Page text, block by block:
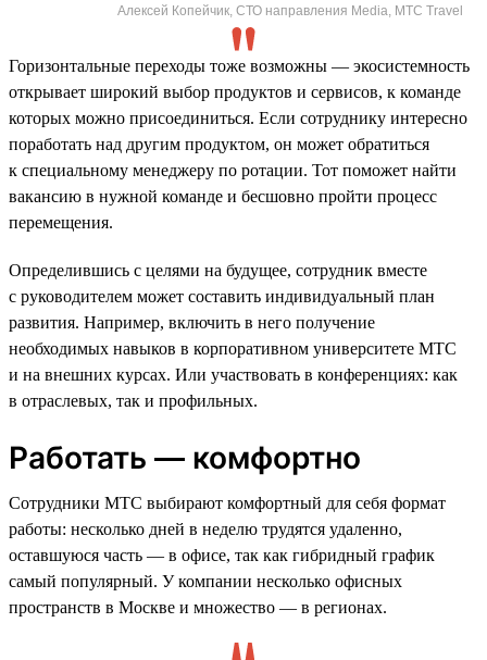
Алексей Копейчик, СТО направления Media, МТС Travel
Горизонтальные переходы тоже возможны — экосистемность
открывает широкий выбор продуктов и сервисов, к команде
которых можно присоединиться. Если сотруднику интересно
поработать над другим продуктом, он может обратиться
к специальному менеджеру по ротации. Тот поможет найти
вакансию в нужной команде и бесшовно пройти процесс
перемещения.
Определившись с целями на будущее, сотрудник вместе
с руководителем может составить индивидуальный план
развития. Например, включить в него получение
необходимых навыков в корпоративном университете МТС
и на внешних курсах. Или участвовать в конференциях: как
в отраслевых, так и профильных.
Работать — комфортно
Сотрудники МТС выбирают комфортный для себя формат
работы: несколько дней в неделю трудятся удаленно,
оставшуюся часть — в офисе, так как гибридный график
самый популярный. У компании несколько офисных
пространств в Москве и множество — в регионах.